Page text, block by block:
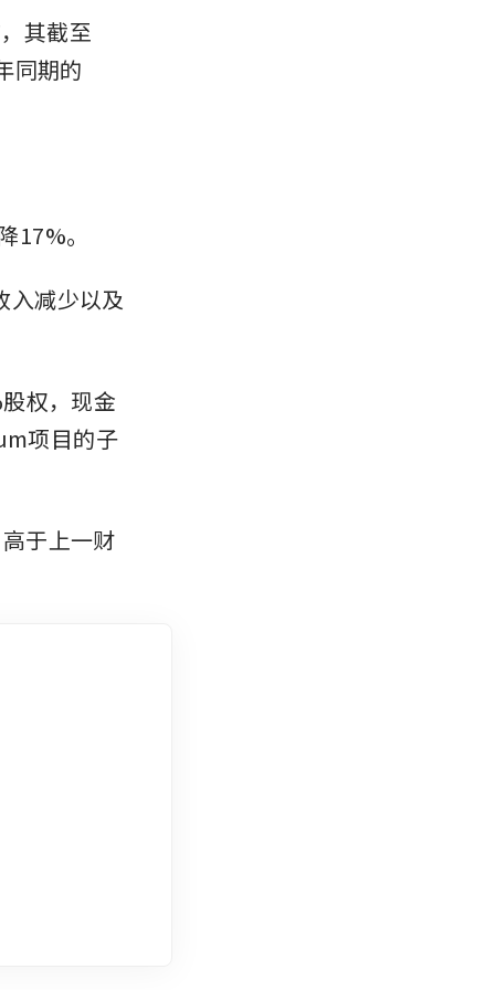
其截至
同期的
17%。
入减少以及
权，现金
项目的子
于上一财